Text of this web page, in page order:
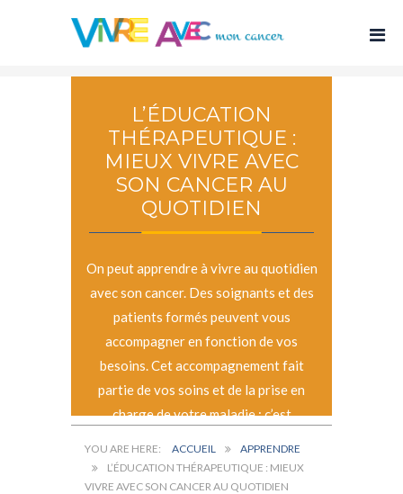
L’ÉDUCATION
THÉRAPEUTIQUE :
MIEUX VIVRE AVEC
SON CANCER AU
QUOTIDIEN
On peut apprendre à vivre au quotidien
avec son cancer. Des soignants et des
patients formés peuvent vous
accompagner en fonction de vos
besoins. Cet accompagnement fait
partie de vos soins et de la prise en
charge de votre maladie : c’est
ACCUEIL
APPRENDRE
L’ÉDUCATION THÉRAPEUTIQUE : MIEUX
VIVRE AVEC SON CANCER AU QUOTIDIEN